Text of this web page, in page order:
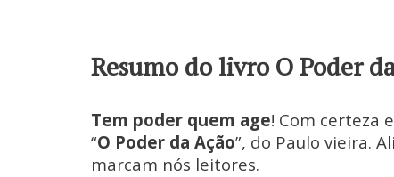
Resumo do livro O Poder
Tem poder quem age! Com certeza
“O Poder da Ação”, do Paulo vieira.
marcam nós leitores.